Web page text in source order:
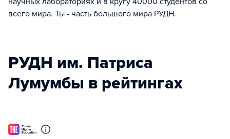
всего мира. Ты - часть большого мира РУДН.
РУДН им. Патриса
Лумумбы в рейтингах